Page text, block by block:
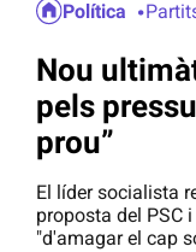
Política
Nou
pels
prou”
El líder socialista
proposta del PSC
"d'amagar el cap